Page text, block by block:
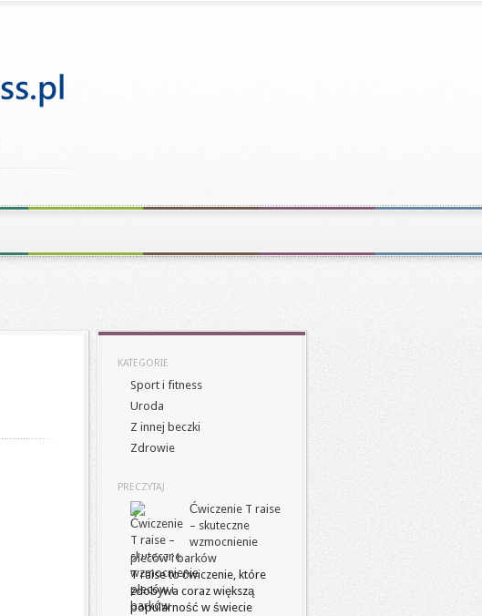
KATEGORIE
Sport i fitness
Uroda
Z innej beczki
Zdrowie
PRECZYTAJ
Ćwiczenie T raise
– skuteczne
wzmocnienie
pleców i barków
T raise to ćwiczenie, które
zdobywa coraz większą
popularność w świecie